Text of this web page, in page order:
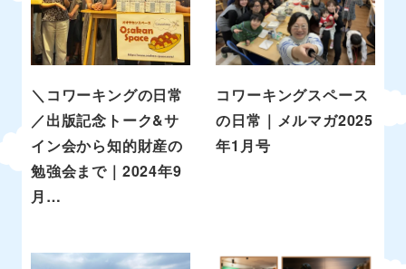
＼コワーキングの日常
／出版記念トーク&サ
イン会から知的財産の
勉強会まで｜2024年9
月…
コワーキングスペース
の日常｜メルマガ2025
年1月号